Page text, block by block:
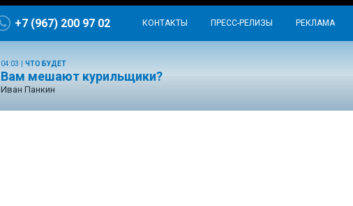
+7 (967) 200 97 02 КОНТАКТЫ ПРЕСС-РЕЛИЗЫ РЕКЛАМА
04:03 ЧТО БУДЕТ
Вам мешают курильщики?
Иван Панкин